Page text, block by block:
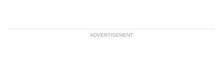
ADVERTISEMENT